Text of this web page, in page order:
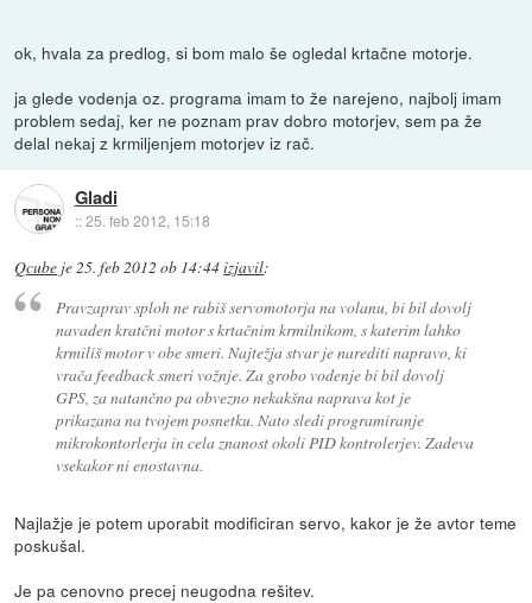
ok, hvala za predlog, si bom malo še ogledal krtačne motorje.
ja glede vodenja oz. programa imam to že narejeno, najbolj imam
problem sedaj, ker ne poznam prav dobro motorjev, sem pa že
delal nekaj z krmiljenjem motorjev iz rač.
Gladi
::25. feb 2012, 15:18
Qcube je25. feb 2012 ob 14:44izjavil:
Pravzaprav sploh ne rabiš servomotorja na volanu, bi bil dovolj
navaden kratčni motor s krtačnim krmilnikom, s katerim lahko
krmiliš motor v obe smeri. Najtežja stvar je narediti napravo, ki
vrača feedback smeri vožnje. Za grobo vodenje bi bil dovolj
GPS, za natančno pa obvezno nekakšna naprava kot je
prikazana na tvojem posnetku. Nato sledi programiranje
mikrokontorlerja in cela znanost okoli PID kontrolerjev. Zadeva
vsekakor ni enostavna.
Najlažje je potem uporabit modificiran servo, kakor je že avtor teme
poskušal.
Je pa cenovno precej neugodna rešitev.